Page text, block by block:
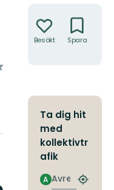
Besökt Spara
Ta dig hit
med
kollektivtr
afik
Avresa
A
Hitta